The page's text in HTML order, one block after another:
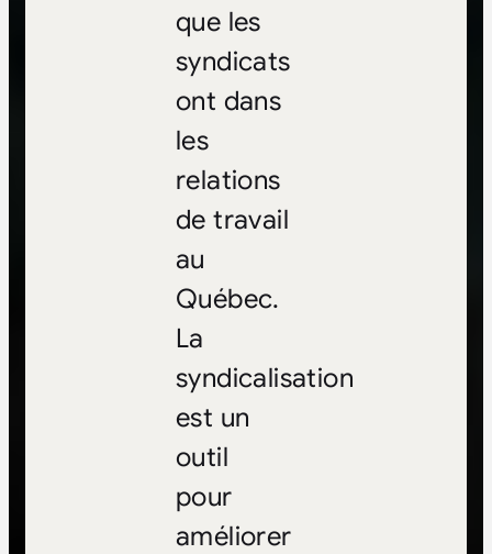
que les
syndicats
ont dans
les
relations
de travail
au
Québec.
La
syndicalisation
est un
outil
pour
améliorer